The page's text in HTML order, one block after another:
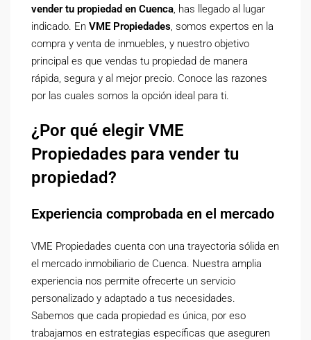
vender tu propiedad en Cuenca, has llegado al lugar
indicado. En VME Propiedades, somos expertos en la
compra y venta de inmuebles, y nuestro objetivo
principal es que vendas tu propiedad de manera
rápida, segura y al mejor precio. Conoce las razones
por las cuales somos la opción ideal para ti.
¿Por qué elegir VME
Propiedades para vender tu
propiedad?
Experiencia comprobada en el mercado
VME Propiedades cuenta con una trayectoria sólida en
el mercado inmobiliario de Cuenca. Nuestra amplia
experiencia nos permite ofrecerte un servicio
personalizado y adaptado a tus necesidades.
Sabemos que cada propiedad es única, por eso
trabajamos en estrategias específicas que aseguren